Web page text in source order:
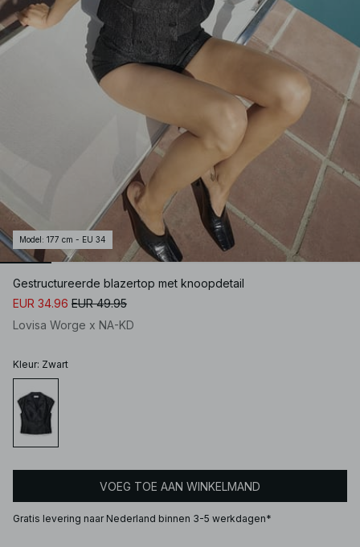
Model : 177 cm - EU 34
Gestructureerde blazertop met knoopdetail
EUR 34.96 EUR 49.95
Lovisa Worge x NA-KD
Kleur: Zwart
VOEG TOE AAN WINKELMAND
Gratis levering naar Nederland binnen 3-5 werkdagen*